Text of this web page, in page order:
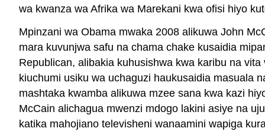
wa kwanza wa Afrika wa Marekani kwa ofisi hiyo
Mpinzani wa Obama mwaka 2008 alikuwa John
mara kuvunjwa safu na chama chake kusaidia
Republican, alibakia kuhusishwa kwa karibu na
kiuchumi usiku wa uchaguzi haukusaidia masuala
mashtaka kwamba alikuwa mzee sana kwa kazi
McCain alichagua mwenzi mdogo lakini asiye na
katika mahojiano televisheni wanaamini wapiga